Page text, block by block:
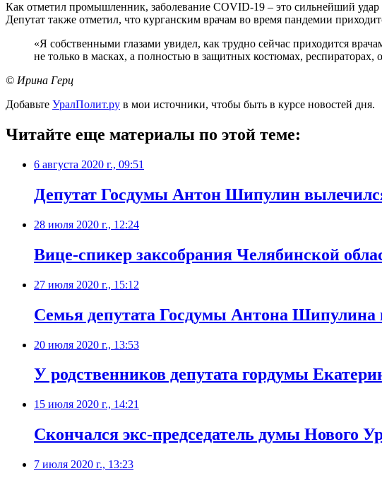
Как отметил промышленник, заболевание COVID-19 – это сильнейший
Депутат также отметил, что курганским врачам во время пандемии
«Я собственными глазами увидел, как трудно сейчас приходится
не только в масках, а полностью в защитных костюмах,
© Ирина Герц
Добавьте УралПолит.ру в мои источники, чтобы быть в курсе новостей дня.
Читайте еще материалы по этой теме:
6 августа 2020 г., 09:51
Депутат Госдумы Антон Шипулин
28 июля 2020 г., 12:24
Вице-спикер заксобрания Челябинской
27 июля 2020 г., 15:12
Семья депутата Госдумы Антона Шипулина
20 июля 2020 г., 13:53
У родственников депутата гордумы
15 июля 2020 г., 14:21
Скончался экс-председатель думы Нового
7 июля 2020 г., 13:23